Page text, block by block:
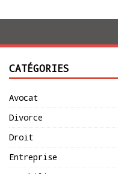
CATÉGORIES
Avocat
Divorce
Droit
Entreprise